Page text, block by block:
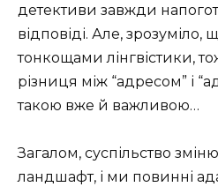
детективи завжди
відповіді. Але, зрозуміло,
тонкощами лінгвістики,
різниця між “адресом” і
такою вже й важливою…
Загалом, суспільство
ландшафт, і ми повинні